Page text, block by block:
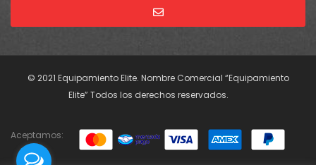
© 2021 Equipamiento Elite. Nombre Comercial “Equipamiento
Elite” Todos los derechos reservados.
Aceptamos: